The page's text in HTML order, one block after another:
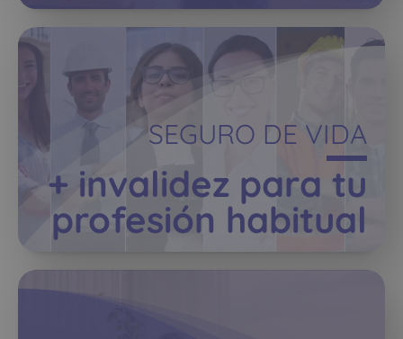
SEGURO DE VIDA
+ invalidez para tu
profesión habitual